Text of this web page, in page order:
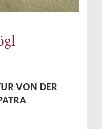
VON DER